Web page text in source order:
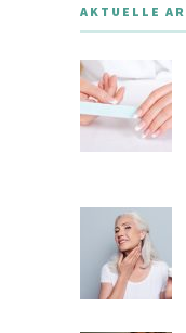
AKTUELLE